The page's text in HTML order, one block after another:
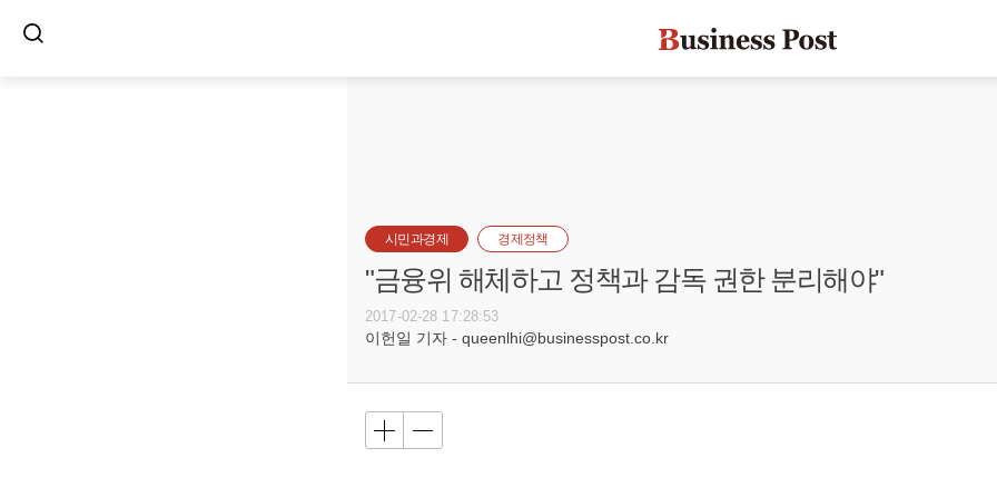
시민과경제 경제정책
"금융위 해체하고 정책과 감독 권한 분리해야"
2017-02-28 17:28:53
이헌일 기자 - queenlhi@businesspost.co.kr